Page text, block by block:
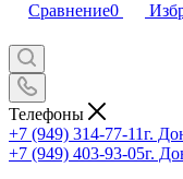
Сравнение0
Телефоны
+7 (949) 314-77-11г.
+7 (949) 403-93-05г.